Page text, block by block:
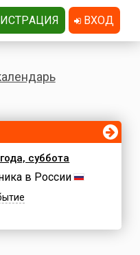
суббота
в России
ВХОД